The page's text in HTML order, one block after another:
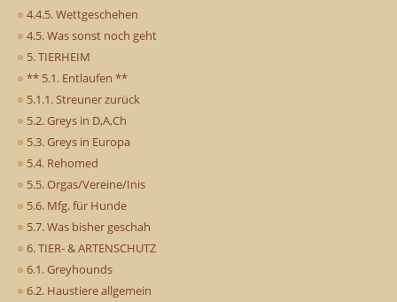
4.4.5. Wettgeschehen
4.5. Was sonst noch geht
5. TIERHEIM
** 5.1. Entlaufen **
5.1.1. Streuner zurück
5.2. Greys in D,A,Ch
5.3. Greys in Europa
5.4. Rehomed
5.5. Orgas/Vereine/Inis
5.6. Mfg. für Hunde
5.7. Was bisher geschah
6. TIER- & ARTENSCHUTZ
6.1. Greyhounds
6.2. Haustiere allgemein